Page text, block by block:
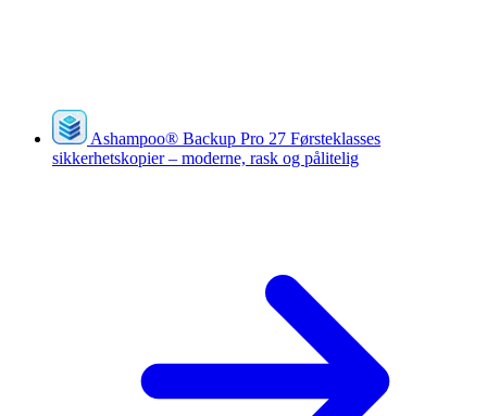
Ashampoo® Backup Pro 27 Førsteklasses
sikkerhetskopier – moderne, rask og pålitelig